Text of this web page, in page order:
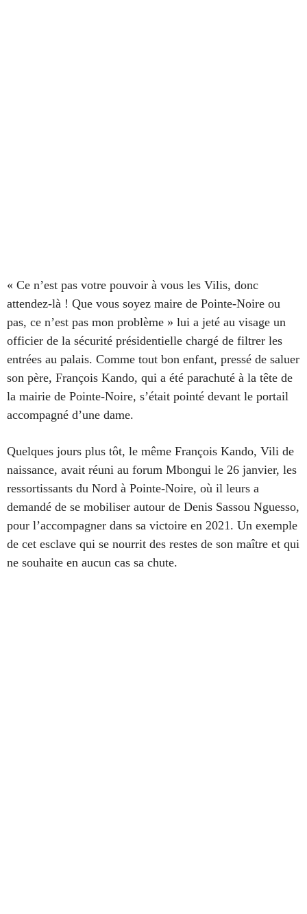
« Ce n’est pas votre pouvoir à vous les Vilis, donc
attendez-là ! Que vous soyez maire de Pointe-Noire ou
pas, ce n’est pas mon problème » lui a jeté au visage un
officier de la sécurité présidentielle chargé de filtrer les
entrées au palais. Comme tout bon enfant, pressé de saluer
son père, François Kando, qui a été parachuté à la tête de
la mairie de Pointe-Noire, s’était pointé devant le portail
accompagné d’une dame.
Quelques jours plus tôt, le même François Kando, Vili de
naissance, avait réuni au forum Mbongui le 26 janvier, les
ressortissants du Nord à Pointe-Noire, où il leurs a
demandé de se mobiliser autour de Denis Sassou Nguesso,
pour l’accompagner dans sa victoire en 2021. Un exemple
de cet esclave qui se nourrit des restes de son maître et qui
ne souhaite en aucun cas sa chute.